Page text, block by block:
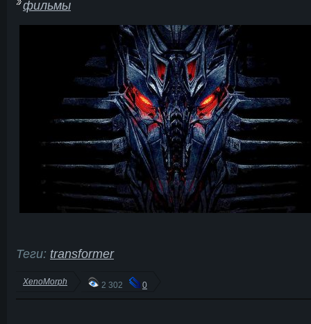
фильмы
Теги: transformer
XenoMorph 2 302 0